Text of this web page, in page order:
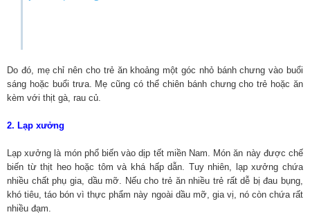
Do đó, mẹ chỉ nên cho trẻ ăn khoảng một góc nhỏ bánh chưng vào buổi
sáng hoặc buổi trưa. Mẹ cũng có thể chiên bánh chưng cho trẻ hoặc ăn
kèm với thịt gà, rau củ.
2. Lạp xưởng
Lạp xưởng là món phổ biến vào dịp tết miền Nam. Món ăn này được chế
biến từ thịt heo hoặc tôm và khá hấp dẫn. Tuy nhiên, lạp xưởng chứa
nhiều chất phụ gia, dầu mỡ. Nếu cho trẻ ăn nhiều trẻ rất dễ bị đau bụng,
khó tiêu, táo bón vì thực phẩm này ngoài dầu mỡ, gia vị, nó còn chứa rất
nhiều đạm.